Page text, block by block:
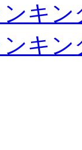
キン
キン